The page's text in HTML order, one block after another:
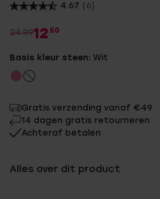
4.67 (6)
24.9912 50
Basis kleur steen: Wit
Gratis verzending vanaf €49
14 dagen gratis retourneren
Achteraf betalen
Alles over dit product